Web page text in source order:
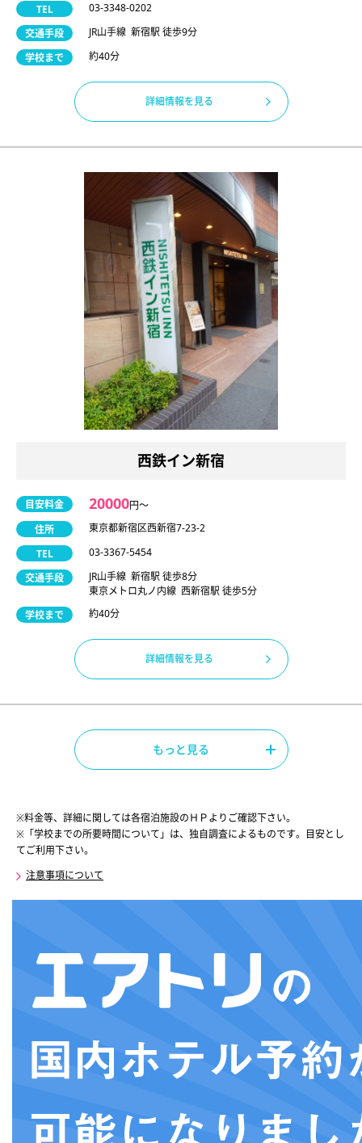
TEL
03-3348-0202
交通手段
JR山手線 新宿駅 徒歩9分
学校まで
約40分
詳細情報を見る
西鉄イン新宿
目安料金 20000円〜
住所
東京都新宿区西新宿7-23-2
TEL
03-3367-5454
交通手段
JR山手線 新宿駅 徒歩8分
東京メトロ丸ノ内線 西新宿駅 徒歩5分
学校まで
約40分
詳細情報を見る
もっと見る
※料金等、詳細に関しては各宿泊施設のＨＰよりご確認下さい。
※「学校までの所要時間について」は、独自調査によるものです。目安とし
てご利用下さい。
注意事項について